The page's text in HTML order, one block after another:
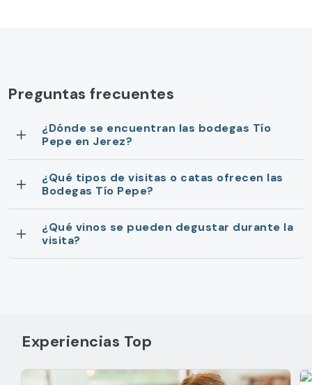
Preguntas frecuentes
¿Dónde se encuentran las bodegas Tío
Pepe en Jerez?
¿Qué tipos de visitas o catas ofrecen las
Bodegas Tío Pepe?
¿Qué vinos se pueden degustar durante la
visita?
Experiencias Top